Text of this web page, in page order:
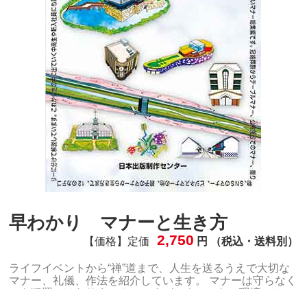
早わかり マナーと生き方
【価格】定価 2,750 円 （税込・送料別）
ライフイベントから“禅”道まで、人生を送るうえで大切な
マナー、礼儀、作法を紹介しています。 マナーは守らなく